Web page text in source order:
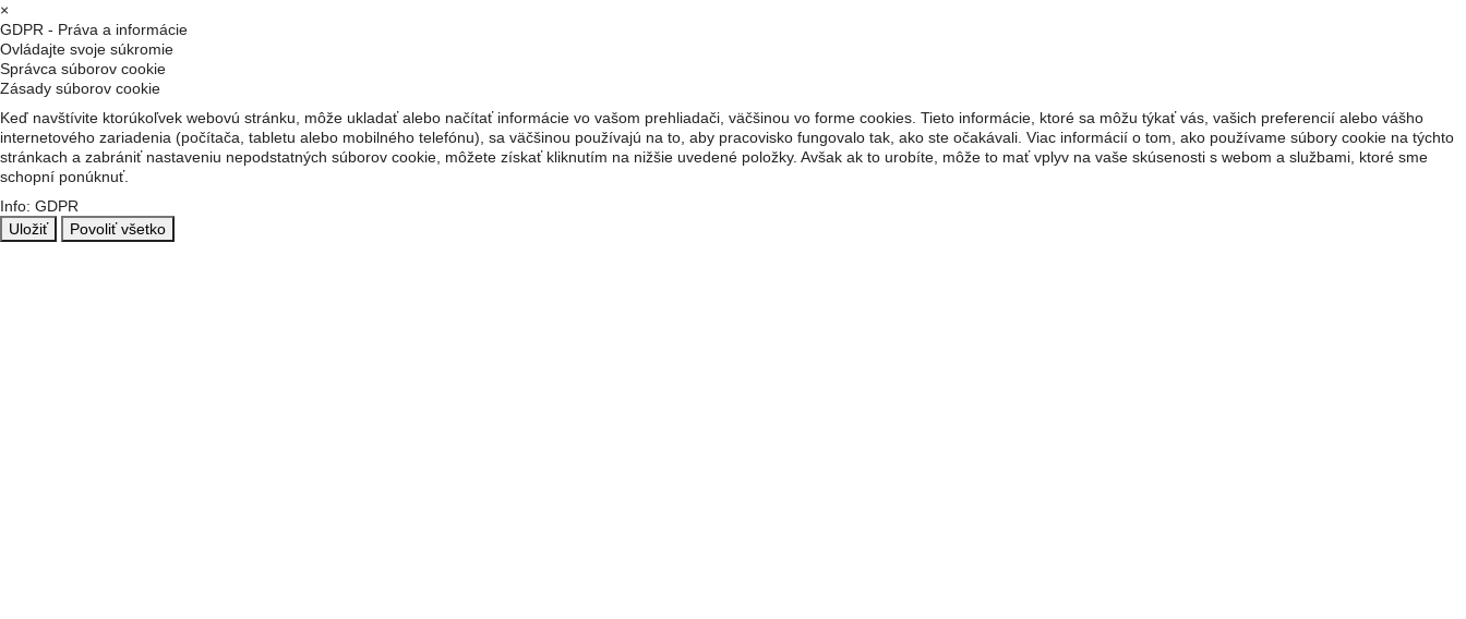
×
GDPR - Práva a informácie
Ovládajte svoje súkromie
Správca súborov cookie
Zásady súborov cookie
Keď navštívite ktorúkoľvek webovú stránku, môže ukladať alebo načítať informácie vo vašom prehliadači, väčšinou vo forme cookies. Tieto informácie, ktoré sa môžu týkať vás, vašich preferencií alebo vášho
internetového zariadenia (počítača, tabletu alebo mobilného telefónu), sa väčšinou používajú na to, aby pracovisko fungovalo tak, ako ste očakávali. Viac informácií o tom, ako používame súbory cookie na týchto
stránkach a zabrániť nastaveniu nepodstatných súborov cookie, môžete získať kliknutím na nižšie uvedené položky. Avšak ak to urobíte, môže to mať vplyv na vaše skúsenosti s webom a službami, ktoré sme
schopní ponúknuť.
Info: GDPR
Uložiť
Povoliť všetko